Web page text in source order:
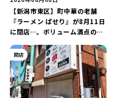
【新潟市東区】町中華の老舗
『ラーメン ぱせり』が8月11日
に閉店…。ボリューム満点の名
開店